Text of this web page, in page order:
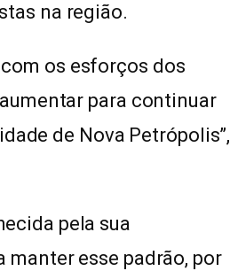
na região.
os esforços dos
para continuar
de Nova Petrópolis”,
pela sua
esse padrão, por